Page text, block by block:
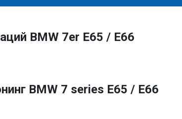
BMW 7er E65 / E66
BMW 7 series E65 / E66